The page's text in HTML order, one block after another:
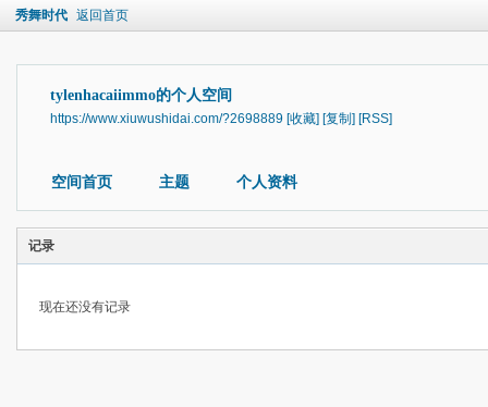
秀舞时代 返回首页
tylenhacaiimmo的个人空间
https://www.xiuwushidai.com/?2698889 [收藏] [复制] [RSS]
空间首页 主题 个人资料
记录
现在还没有记录